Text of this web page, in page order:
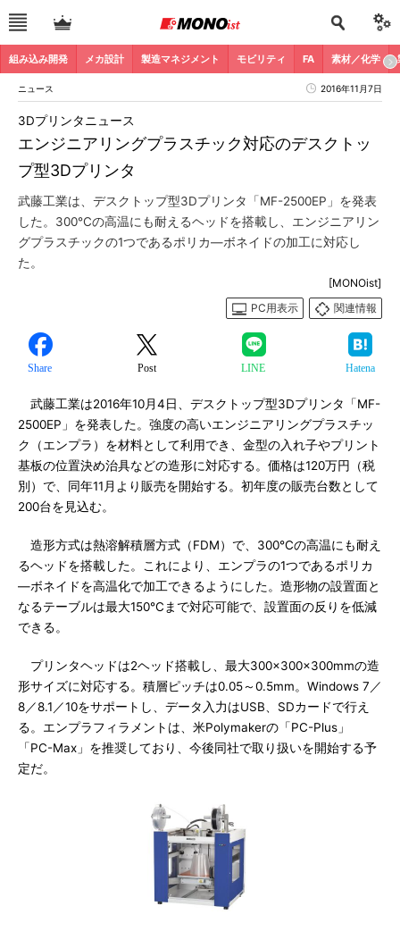
組み込み開発 メカ設計 製造マネジメント モビリティ FA 素材／化学
ニュース 2016年11月7日
エンジニアリングプラスチック対応のデスクトッ
プ型3Dプリンタ
3Dプリンタニュース
武藤工業は、デスクトップ型3Dプリンタ「MF-2500EP」を発表
した。300℃の高温にも耐えるヘッドを搭載し、エンジニアリン
グプラスチックの1つであるポリカ―ボネイドの加工に対応し
た。
[MONOist]
PC用表示
関連情報
Share Post LINE Hatena
武藤工業は2016年10月4日、デスクトップ型3Dプリンタ「MF-
2500EP」を発表した。強度の高いエンジニアリングプラスチッ
ク（エンプラ）を材料として利用でき、金型の入れ子やプリント
基板の位置決め治具などの造形に対応する。価格は120万円（税
別）で、同年11月より販売を開始する。初年度の販売台数として
200台を見込む。
造形方式は熱溶解積層方式（FDM）で、300℃の高温にも耐え
るヘッドを搭載した。これにより、エンプラの1つであるポリカ
―ボネイドを高温化で加工できるようにした。造形物の設置面と
なるテーブルは最大150℃まで対応可能で、設置面の反りを低減
できる。
プリンタヘッドは2ヘッド搭載し、最大300×300×300mmの造
形サイズに対応する。積層ピッチは0.05～0.5mm。Windows 7／
8／8.1／10をサポートし、データ入力はUSB、SDカードで行え
る。エンプラフィラメントは、米Polymakerの「PC-Plus」
「PC-Max」を推奨しており、今後同社で取り扱いを開始する予
定だ。